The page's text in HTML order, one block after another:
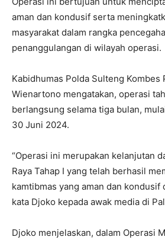
aman dan kondusif serta
masyarakat dalam rangka
penanggulangan di wilayah operasi.
Kabidhumas Polda Sulteng Kombes
Wienartono mengatakan, operasi
berlangsung selama tiga bulan,
30 Juni 2024.
“Operasi ini merupakan kelanjutan
Raya Tahap I yang telah berhasil
kamtibmas yang aman dan kondusif
kata Djoko kepada awak media di
Djoko menjelaskan, dalam Operasi